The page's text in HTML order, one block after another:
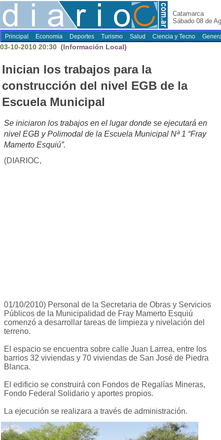
Catamarca
Sábado 08 de
Principal Economia Deportes Turismo Salud Ciencia y Tecno
03-10-2010 20:30 (Información Local)
Inician los trabajos para la
construcción del nivel EGB de la
Escuela Municipal
Se iniciaron los trabajos en el lugar donde se ejecutará en
nivel EGB y Polimodal de la Escuela Municipal Nª 1 “Fray
Mamerto Esquiú”.
(DIARIOC,
01/10/2010) Personal de la Secretaria de Obras y Servicios
Públicos de la Municipalidad de Fray Mamerto Esquiú
comenzó a desarrollar tareas de limpieza y nivelación del
terreno.
El espacio se encuentra sobre calle Juan Larrea, entre los
barrios 32 viviendas y 70 viviendas de San José de Piedra
Blanca.
El edificio se construirá con Fondos de Regalías Mineras,
Fondo Federal Solidario y aportes propios.
La ejecución se realizara a través de administración.